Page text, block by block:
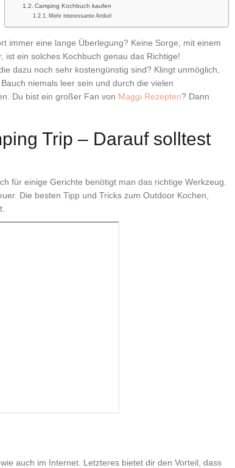
Camping Kochbuch kaufen
Mehr interessante Artikel
immer eine lange Überlegung? Keine Sorge, mit einem
ein solches Kochbuch genau das Richtige!
dazu noch sehr kostengünstig sind? Klingt unmöglich,
niemals leer sein und durch die vielen
Du bist ein großer Fan von Maggi Rezepten? Dann
Trip – Darauf solltest
für einige Gerichte benötigt man das richtige Werkzeug.
Die besten Tipp und Tricks zum Outdoor Kochen,
auch im Internet. Letzteres bietet dir den Vorteil, dass